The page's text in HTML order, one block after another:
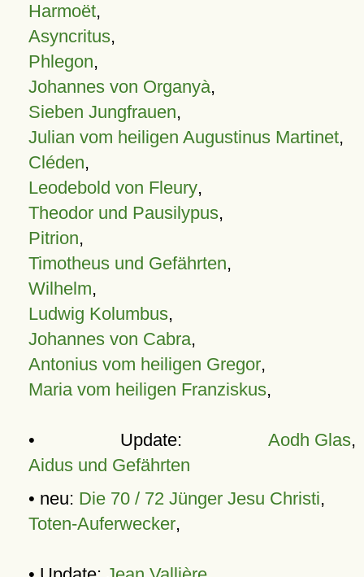
Harmoët,
Asyncritus,
Phlegon,
Johannes von Organyà,
Sieben Jungfrauen,
Julian vom heiligen Augustinus Martinet,
Cléden,
Leodebold von Fleury,
Theodor und Pausilypus,
Pitrion,
Timotheus und Gefährten,
Wilhelm,
Ludwig Kolumbus,
Johannes von Cabra,
Antonius vom heiligen Gregor,
Maria vom heiligen Franziskus,
• Update: Aodh Glas,
Aidus und Gefährten
• neu: Die 70 / 72 Jünger Jesu Christi,
Toten-Auferwecker,